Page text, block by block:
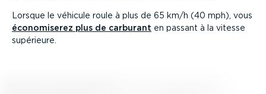
Lorsque le véhicule roule à plus de 65 km/h (40 mph), vous
écono­mi­serez plus de carburant en passant à la vitesse
supérieure.